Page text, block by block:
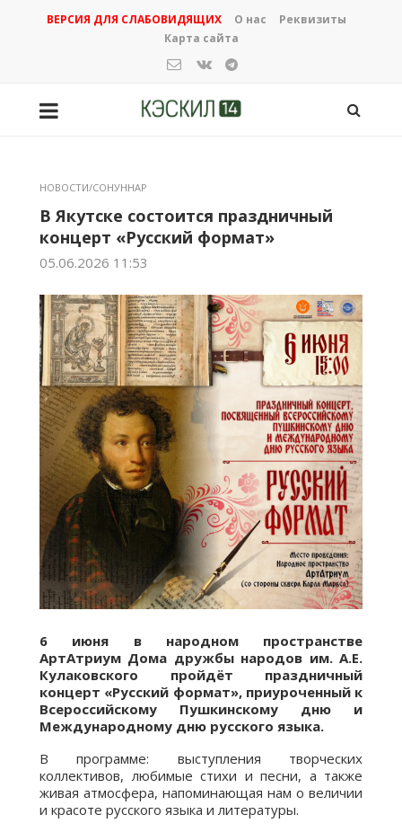
ВЕРСИЯ ДЛЯ СЛАБОВИДЯЩИХ О нас
Реквизиты
Карта сайта
НОВОСТИ/СОНУННАР
В Якутске состоится праздничный
концерт «Русский формат»
05.06.2026 11:53
6 июня в народном пространстве
АртАтриум Дома дружбы народов им. А.Е.
Кулаковского пройдёт праздничный
концерт «Русский формат», приуроченный к
Всероссийскому Пушкинскому дню и
Международному дню русского языка.
В программе: выступления творческих
коллективов, любимые стихи и песни, а также
живая атмосфера, напоминающая нам о величии
и красоте русского языка и литературы.